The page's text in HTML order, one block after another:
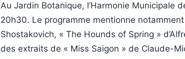
Au Jardin Botanique, l’Harmonie Municipale
20h30. Le programme mentionne
Shostakovich, « The Hounds of Spring »
des extraits de « Miss Saigon » de Claude-